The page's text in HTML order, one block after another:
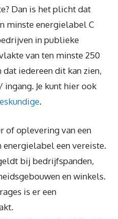
Dan is het plicht dat
minste energielabel C
in publieke
van ten minste 250
iedereen dit kan zien,
Je kunt hier ook
.
of oplevering van een
energielabel een vereiste.
bij bedrijfspanden,
en winkels.
is er een